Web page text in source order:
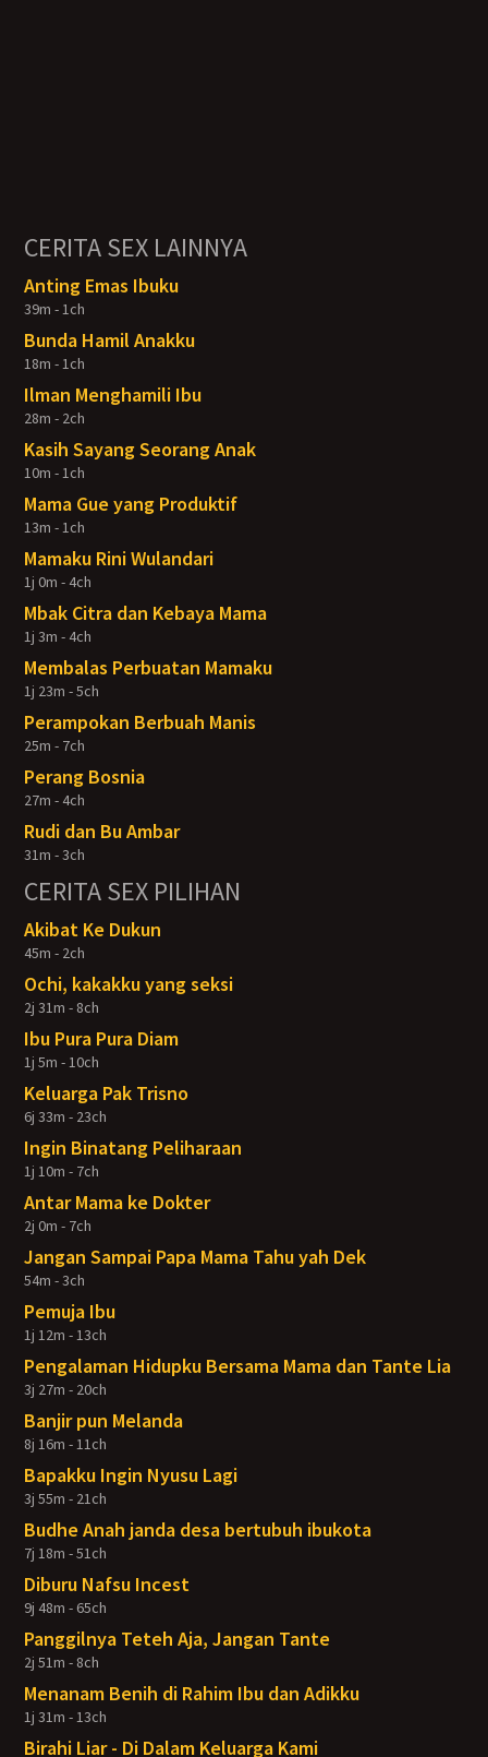
CERITA SEX LAINNYA
Anting Emas Ibuku
39m - 1ch
Bunda Hamil Anakku
18m - 1ch
Ilman Menghamili Ibu
28m - 2ch
Kasih Sayang Seorang Anak
10m - 1ch
Mama Gue yang Produktif
13m - 1ch
Mamaku Rini Wulandari
1j 0m - 4ch
Mbak Citra dan Kebaya Mama
1j 3m - 4ch
Membalas Perbuatan Mamaku
1j 23m - 5ch
Perampokan Berbuah Manis
25m - 7ch
Perang Bosnia
27m - 4ch
Rudi dan Bu Ambar
31m - 3ch
CERITA SEX PILIHAN
Akibat Ke Dukun
45m - 2ch
Ochi, kakakku yang seksi
2j 31m - 8ch
Ibu Pura Pura Diam
1j 5m - 10ch
Keluarga Pak Trisno
6j 33m - 23ch
Ingin Binatang Peliharaan
1j 10m - 7ch
Antar Mama ke Dokter
2j 0m - 7ch
Jangan Sampai Papa Mama Tahu yah Dek
54m - 3ch
Pemuja Ibu
1j 12m - 13ch
Pengalaman Hidupku Bersama Mama dan Tante Lia
3j 27m - 20ch
Banjir pun Melanda
8j 16m - 11ch
Bapakku Ingin Nyusu Lagi
3j 55m - 21ch
Budhe Anah janda desa bertubuh ibukota
7j 18m - 51ch
Diburu Nafsu Incest
9j 48m - 65ch
Panggilnya Teteh Aja, Jangan Tante
2j 51m - 8ch
Menanam Benih di Rahim Ibu dan Adikku
1j 31m - 13ch
Birahi Liar - Di Dalam Keluarga Kami